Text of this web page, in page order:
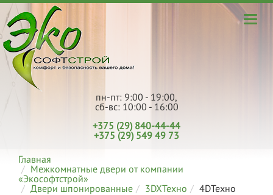
пн-пт: 9:00 - 19:00,
сб-вс: 10:00 - 16:00
+375 (29) 840-44-44
+375 (29) 549 49 73
Главная
Межкомнатные двери от компании
«Экософтстрой»
Двери шпонированные
3DXТехно 4DТехно